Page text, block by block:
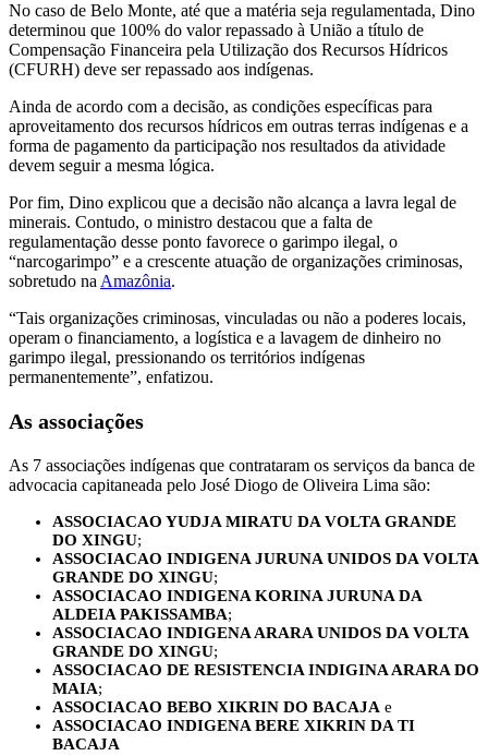
No caso de Belo Monte, até que a matéria seja regulamentada, Dino
determinou que 100% do valor repassado à União a título de
Compensação Financeira pela Utilização dos Recursos Hídricos
(CFURH) deve ser repassado aos indígenas.
Ainda de acordo com a decisão, as condições específicas para
aproveitamento dos recursos hídricos em outras terras indígenas e a
forma de pagamento da participação nos resultados da atividade
devem seguir a mesma lógica.
Por fim, Dino explicou que a decisão não alcança a lavra legal de
minerais. Contudo, o ministro destacou que a falta de
regulamentação desse ponto favorece o garimpo ilegal, o
“narcogarimpo” e a crescente atuação de organizações criminosas,
sobretudo naAmazônia.
“Tais organizações criminosas, vinculadas ou não a poderes locais,
operam o financiamento, a logística e a lavagem de dinheiro no
garimpo ilegal, pressionando os territórios indígenas
permanentemente”, enfatizou.
As associações
As 7 associações indígenas que contrataram os serviços da banca de
advocacia capitaneada pelo José Diogo de Oliveira Lima são:
ASSOCIACAO YUDJA MIRATU DA VOLTA GRANDE
DO XINGU;
ASSOCIACAO INDIGENA JURUNA UNIDOS DA VOLTA
GRANDE DO XINGU;
ASSOCIACAO INDIGENA KORINA JURUNA DA
ALDEIA PAKISSAMBA;
ASSOCIACAO INDIGENA ARARA UNIDOS DA VOLTA
GRANDE DO XINGU;
ASSOCIACAO DE RESISTENCIA INDIGINA ARARA DO
MAIA;
ASSOCIACAO BEBO XIKRIN DO BACAJA e
ASSOCIACAO INDIGENA BERE XIKRIN DA TI
BACAJA